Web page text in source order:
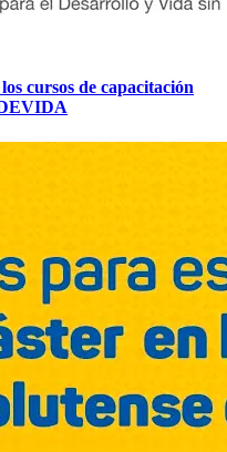
cursos de capacitación